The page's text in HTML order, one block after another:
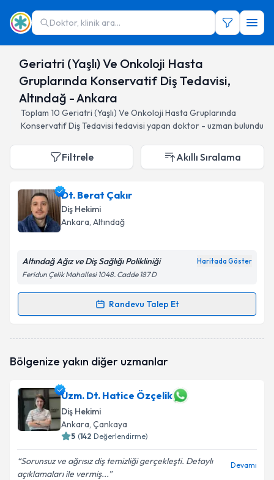
Doktor, klinik ara...
Geriatri (Yaşlı) Ve Onkoloji Hasta
Gruplarında Konservatif Diş Tedavisi,
Altındağ - Ankara
Toplam 10 Geriatri (Yaşlı) Ve Onkoloji Hasta Gruplarında
Konservatif Diş Tedavisi tedavisi yapan doktor - uzman bulundu
Filtrele Akıllı Sıralama
Dt. Berat Çakır
Diş Hekimi
Ankara, Altındağ
Altındağ Ağız ve Diş Sağlığı Polikliniği Haritada Göster
Feridun Çelik Mahallesi 1048. Cadde 187 D
Randevu Talep Et
Randevu Takvimi Talebi
Size bu uzmandan randevu almanız için bir takvim
E-posta Adresiniz
Kişisel verilerimin işlenmesine ilişkinAydınlatma
Metni'ni okudum ve kişisel verilerimin belirtilen
Bölgenize yakın diğer uzmanlar
Uzm. Dt. Hatice Özçelik
Diş Hekimi
Ankara, Çankaya
5 (142 Değerlendirme)
Sorunsuz ve ağrısız diş temizliği gerçekleşti. Detaylı
açıklamaları ile vermiş...
Devamı